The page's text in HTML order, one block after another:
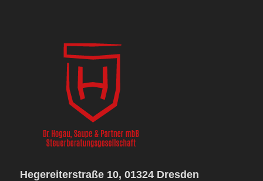
Hegereiterstraße 10, 01324 Dresden